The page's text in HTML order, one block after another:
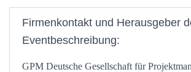
Firmenkontakt und Herausgeber
Eventbeschreibung:
GPM Deutsche Gesellschaft für